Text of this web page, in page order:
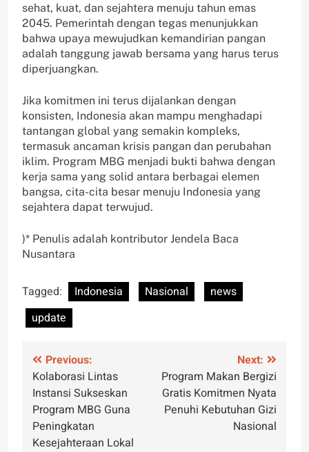
sehat, kuat, dan sejahtera menuju tahun emas
2045. Pemerintah dengan tegas menunjukkan
bahwa upaya mewujudkan kemandirian pangan
adalah tanggung jawab bersama yang harus terus
diperjuangkan.
Jika komitmen ini terus dijalankan dengan
konsisten, Indonesia akan mampu menghadapi
tantangan global yang semakin kompleks,
termasuk ancaman krisis pangan dan perubahan
iklim. Program MBG menjadi bukti bahwa dengan
kerja sama yang solid antara berbagai elemen
bangsa, cita-cita besar menuju Indonesia yang
sejahtera dapat terwujud.
)* Penulis adalah kontributor Jendela Baca
Nusantara
Tagged: Indonesia Nasional
news
update
Post
navigation
Previous:
Kolaborasi Lintas
Instansi Sukseskan
Program MBG Guna
Peningkatan
Kesejahteraan Lokal
Next:
Program Makan Bergizi
Gratis Komitmen Nyata
Penuhi Kebutuhan Gizi
Nasional